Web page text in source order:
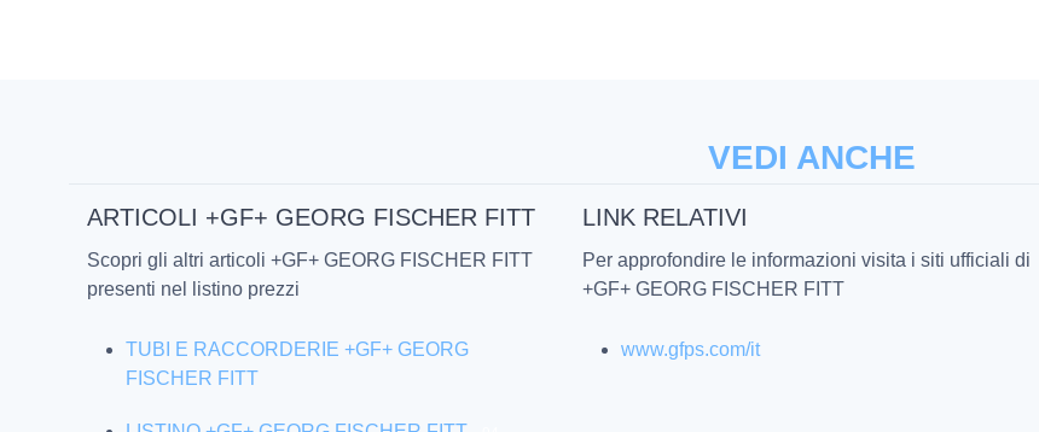
VEDI ANCHE
ARTICOLI +GF+ GEORG FISCHER FITT
Scopri gli altri articoli +GF+ GEORG FISCHER FITT
presenti nel listino prezzi
TUBI E RACCORDERIE +GF+ GEORG
FISCHER FITT
LINK RELATIVI
Per approfondire le informazioni visita i siti ufficiali di
+GF+ GEORG FISCHER FITT
www.gfps.com/it